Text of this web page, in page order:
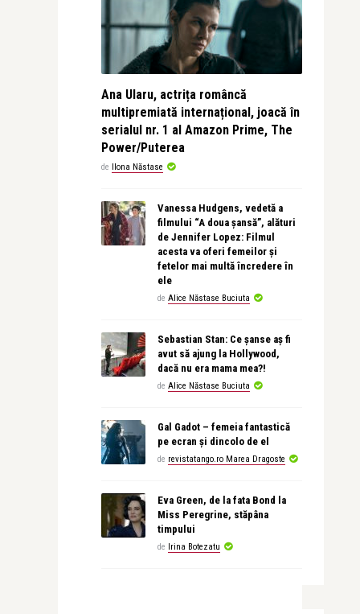
Ana Ularu, actrița româncă
multipremiată internațional, joacă în
serialul nr. 1 al Amazon Prime, The
Power/Puterea
de Ilona Năstase
Vanessa Hudgens, vedetă a
filmului “A doua șansă”, alături
de Jennifer Lopez: Filmul
acesta va oferi femeilor și
fetelor mai multă încredere în
ele
de Alice Năstase Buciuta
Sebastian Stan: Ce șanse aș fi
avut să ajung la Hollywood,
dacă nu era mama mea?!
de Alice Năstase Buciuta
Gal Gadot – femeia fantastică
pe ecran și dincolo de el
de revistatango.ro Marea Dragoste
Eva Green, de la fata Bond la
Miss Peregrine, stăpâna
timpului
de Irina Botezatu